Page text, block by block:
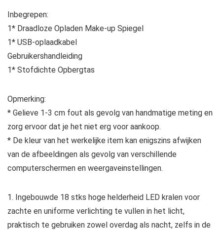
Inbegrepen:
1* Draadloze Opladen Make-up Spiegel
1* USB-oplaadkabel
Gebruikershandleiding
1* Stofdichte Opbergtas
Opmerking:
* Gelieve 1-3 cm fout als gevolg van handmatige meting en
zorg ervoor dat je het niet erg voor aankoop.
* De kleur van het werkelijke item kan enigszins afwijken
van de afbeeldingen als gevolg van verschillende
computerschermen en weergaveinstellingen.
1. Ingebouwde 18 stks hoge helderheid LED kralen voor
zachte en uniforme verlichting te vullen in het licht,
praktisch te gebruiken zowel overdag als nacht, zelfs in de